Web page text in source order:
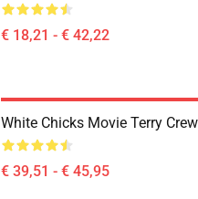
€ 18,21 - € 42,22
White Chicks Movie Terry
€ 39,51 - € 45,95